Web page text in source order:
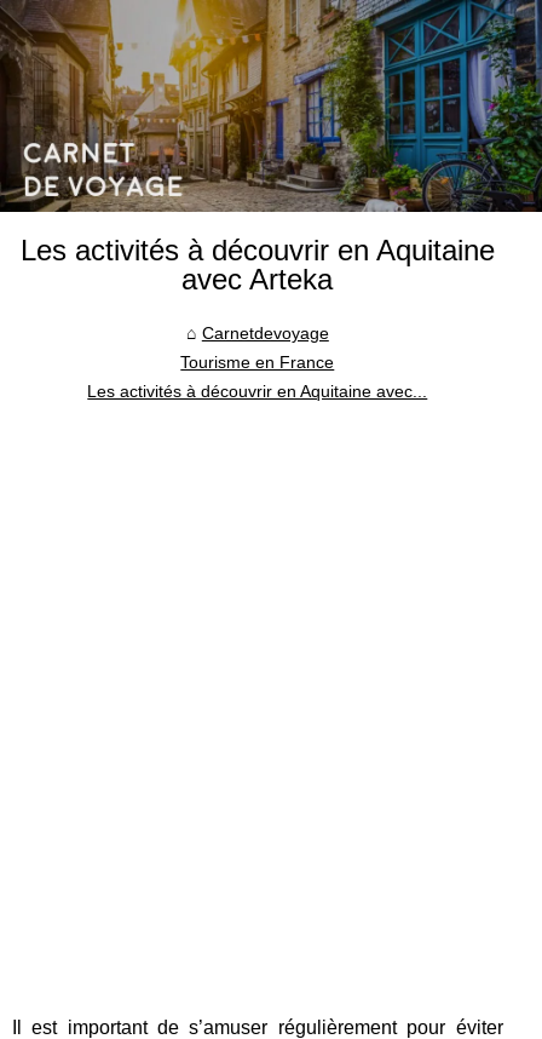
Les activités à découvrir en Aquitaine
avec Arteka
Carnetdevoyage
Tourisme en France
Les activités à découvrir en Aquitaine avec...
Il est important de s’amuser régulièrement pour éviter